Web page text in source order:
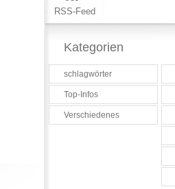
RSS-Feed
Kategorien
schlagwörter
Top-Infos
Verschiedenes